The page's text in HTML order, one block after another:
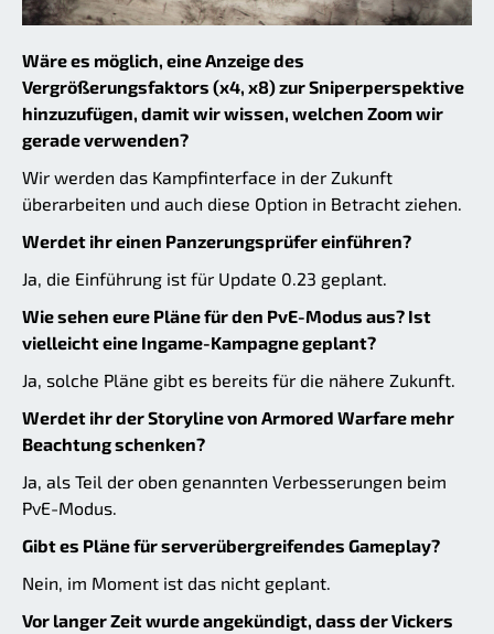
Wäre es möglich, eine Anzeige des
Vergrößerungsfaktors (x4, x8) zur Sniperperspektive
hinzuzufügen, damit wir wissen, welchen Zoom wir
gerade verwenden?
Wir werden das Kampfinterface in der Zukunft
überarbeiten und auch diese Option in Betracht ziehen.
Werdet ihr einen Panzerungsprüfer einführen?
Ja, die Einführung ist für Update 0.23 geplant.
Wie sehen eure Pläne für den PvE-Modus aus? Ist
vielleicht eine Ingame-Kampagne geplant?
Ja, solche Pläne gibt es bereits für die nähere Zukunft.
Werdet ihr der Storyline von Armored Warfare mehr
Beachtung schenken?
Ja, als Teil der oben genannten Verbesserungen beim
PvE-Modus.
Gibt es Pläne für serverübergreifendes Gameplay?
Nein, im Moment ist das nicht geplant.
Vor langer Zeit wurde angekündigt, dass der Vickers